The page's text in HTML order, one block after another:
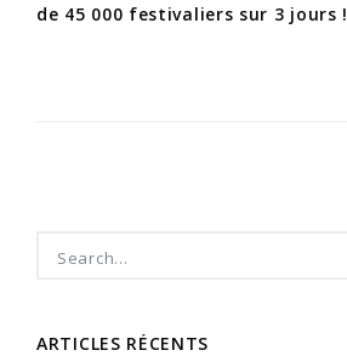
de 45 000 festivaliers sur 3 jours !
ARTICLES RÉCENTS